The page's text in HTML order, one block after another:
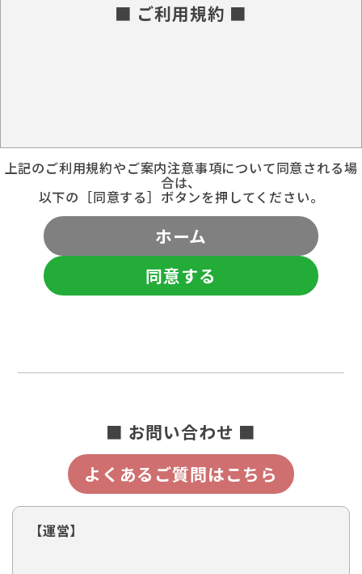
■ ご利用規約 ■
上記のご利用規約やご案内注意事項について同意される場
合は、
以下の［同意する］ボタンを押してください。
ホーム
同意する
■ お問い合わせ ■
よくあるご質問はこちら
【運営】